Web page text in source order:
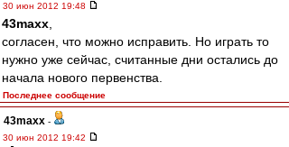
30 июн 2012 19:48
43maxx
согласен, что можно исправить. Но играть то
нужно уже сейчас, считанные дни остались до
начала нового первенства.
Последнее сообщение
43maxx -
30 июн 2012 19:42